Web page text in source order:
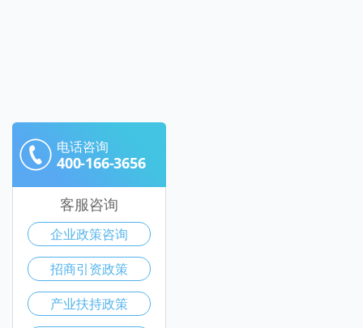
电话咨询
400-166-3656
客服咨询
企业政策咨询
招商引资政策
产业扶持政策